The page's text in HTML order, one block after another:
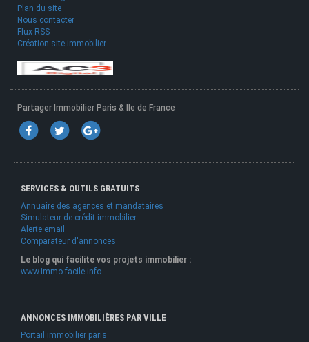
Plan du site
Nous contacter
Flux RSS
Création site immobilier
Partager Immobilier Paris & Ile de France
SERVICES & OUTILS GRATUITS
Annuaire des agences et mandataires
Simulateur de crédit immobilier
Alerte email
Comparateur d'annonces
Le blog qui facilite vos projets immobilier :
www.immo-facile.info
ANNONCES IMMOBILIÈRES PAR VILLE
Portail immobilier paris